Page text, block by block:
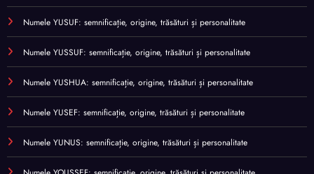
Numele YUSUF: semnificație, origine, trăsături și personalitate
Numele YUSSUF: semnificație, origine, trăsături și personalitate
Numele YUSHUA: semnificație, origine, trăsături și personalitate
Numele YUSEF: semnificație, origine, trăsături și personalitate
Numele YUNUS: semnificație, origine, trăsături și personalitate